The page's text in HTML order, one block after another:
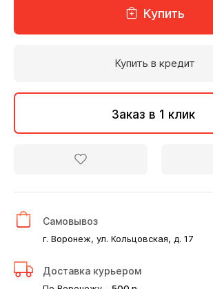
Купить
Купить в кредит
Заказ в 1 клик
Самовывоз
г. Воронеж, ул. Кольцовская, д. 17
Доставка курьером